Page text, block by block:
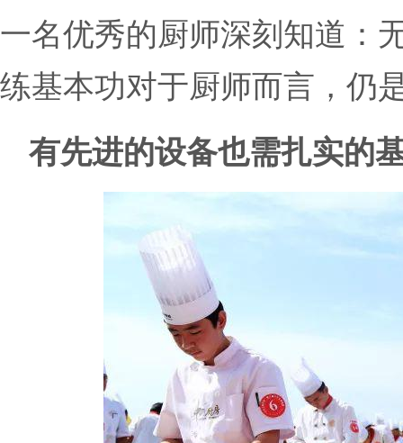
一名优秀的厨师深刻知道：
练基本功对于厨师而言，仍
有先进的设备也需扎实的